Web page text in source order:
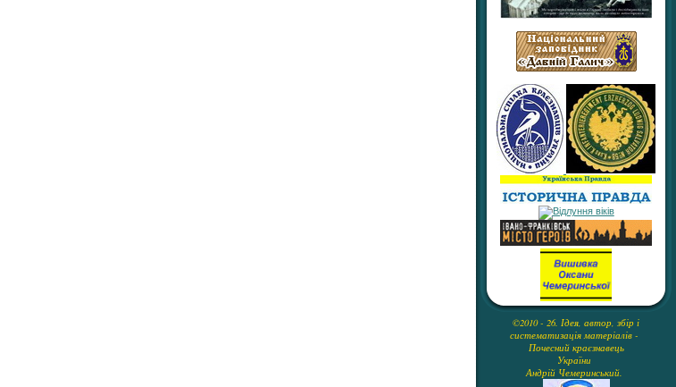
©2010 - 26. Ідея, автор, збір і
систематизація матеріалів -
Почесний краєзнавець
України
Андрій Чемеринський.